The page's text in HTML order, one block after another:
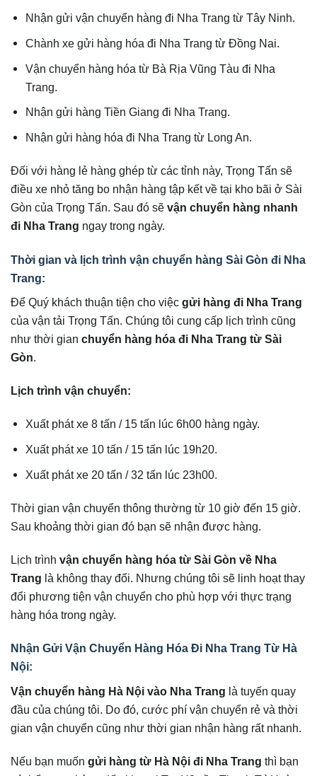
Nhận gửi vận chuyển hàng đi Nha Trang từ Tây Ninh.
Chành xe gửi hàng hóa đi Nha Trang từ Đồng Nai.
Vận chuyển hàng hóa từ Bà Rịa Vũng Tàu đi Nha
Trang.
Nhận gửi hàng Tiền Giang đi Nha Trang.
Nhận gửi hàng hóa đi Nha Trang từ Long An.
Đối với hàng lẻ hàng ghép từ các tỉnh này, Trọng Tấn sẽ
điều xe nhỏ tăng bo nhận hàng tập kết về tại kho bãi ở Sài
Gòn của Trọng Tấn. Sau đó sẽ vận chuyển hàng nhanh
đi Nha Trang ngay trong ngày.
Thời gian và lịch trình vận chuyển hàng Sài Gòn đi Nha
Trang:
Để Quý khách thuận tiện cho việc gửi hàng đi Nha Trang
của vận tải Trọng Tấn. Chúng tôi cung cấp lịch trình cũng
như thời gian chuyển hàng hóa đi Nha Trang từ Sài
Gòn.
Lịch trình vận chuyển:
Xuất phát xe 8 tấn / 15 tấn lúc 6h00 hàng ngày.
Xuất phát xe 10 tấn / 15 tấn lúc 19h20.
Xuất phát xe 20 tấn / 32 tấn lúc 23h00.
Thời gian vận chuyển thông thường từ 10 giờ đến 15 giờ.
Sau khoảng thời gian đó bạn sẽ nhận được hàng.
Lịch trình vận chuyển hàng hóa từ Sài Gòn về Nha
Trang là không thay đổi. Nhưng chúng tôi sẽ linh hoạt thay
đổi phương tiện vận chuyển cho phù hợp với thực trạng
hàng hóa trong ngày.
Nhận Gửi Vận Chuyển Hàng Hóa Đi Nha Trang Từ Hà
Nội:
Vận chuyển hàng Hà Nội vào Nha Trang là tuyến quay
đầu của chúng tôi. Do đó, cước phí vận chuyển rẻ và thời
gian vận chuyển cũng như thời gian nhận hàng rất nhanh.
Nếu bạn muốn gửi hàng từ Hà Nội đi Nha Trang thì bạn